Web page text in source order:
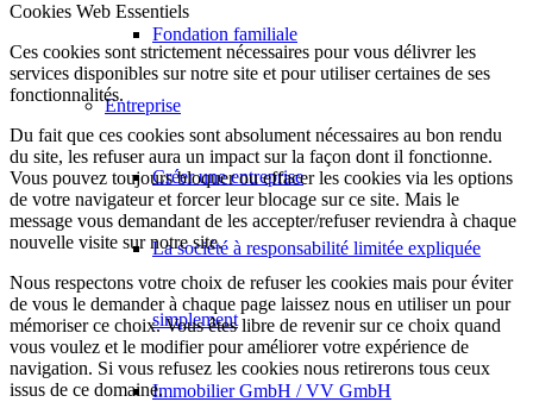
Fondation familiale
Entreprise
Créer une entreprise
La société à responsabilité limitée expliquée
simplement
Immobilier GmbH / VV GmbH
Cookies Web Essentiels
Ces cookies sont strictement nécessaires pour vous délivrer les
services disponibles sur notre site et pour utiliser certaines de ses
fonctionnalités.
Du fait que ces cookies sont absolument nécessaires au bon rendu
du site, les refuser aura un impact sur la façon dont il fonctionne.
Vous pouvez toujours bloquer ou effacer les cookies via les options
de votre navigateur et forcer leur blocage sur ce site. Mais le
message vous demandant de les accepter/refuser reviendra à chaque
nouvelle visite sur notre site.
Nous respectons votre choix de refuser les cookies mais pour éviter
de vous le demander à chaque page laissez nous en utiliser un pour
mémoriser ce choix. Vous êtes libre de revenir sur ce choix quand
vous voulez et le modifier pour améliorer votre expérience de
navigation. Si vous refusez les cookies nous retirerons tous ceux
issus de ce domaine.